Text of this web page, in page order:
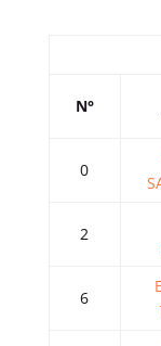
N°
0
2
6